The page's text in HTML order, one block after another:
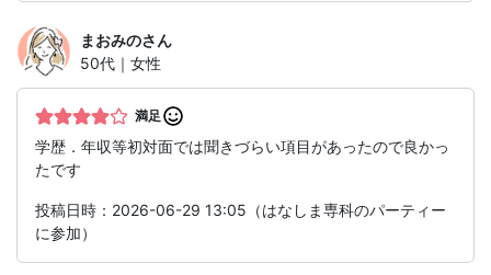
まおみのさん
50代｜女性
満足
学歴．年収等初対面では聞きづらい項目があったので良かっ
たです
投稿日時：2026-06-29 13:05（はなしま専科のパーティー
に参加）